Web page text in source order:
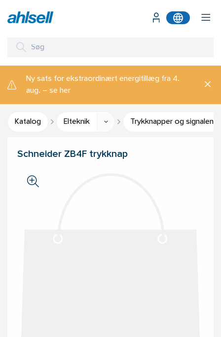
Ny sats for ekstraordinært energitillæg fra 4.
aug. – se her
Katalog Elteknik Trykknapper og
Schneider ZB4F trykknap